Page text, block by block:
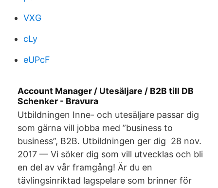
VXG
cLy
eUPcF
Account Manager / Utesäljare / B2B till DB
Schenker - Bravura
Utbildningen Inne- och utesäljare passar dig
som gärna vill jobba med ”business to
business”, B2B. Utbildningen ger dig 28 nov.
2017 — Vi söker dig som vill utvecklas och bli
en del av vår framgång! Är du en
tävlingsinriktad lagspelare som brinner för